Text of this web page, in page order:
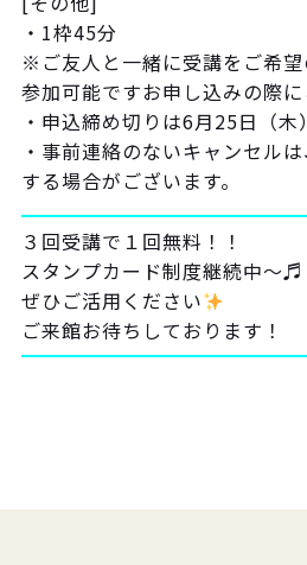
・1枠45分
※ご友人と一緒に受講をご希
参加可能ですお申し込みの際
・申込締め切りは6月25日（木
・事前連絡のないキャンセル
する場合がございます。
３回受講で１回無料！！
スタンプカード制度継続中〜♬
ぜひご活用ください
ご来館お待ちしております！